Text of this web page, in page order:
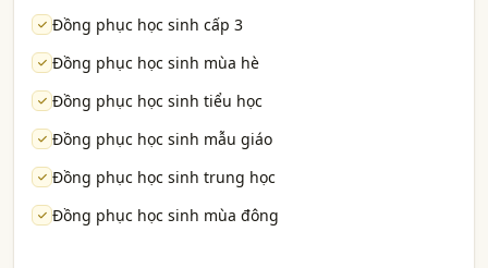
Đồng phục học sinh cấp 3
Đồng phục học sinh mùa hè
Đồng phục học sinh tiểu học
Đồng phục học sinh mẫu giáo
Đồng phục học sinh trung học
Đồng phục học sinh mùa đông